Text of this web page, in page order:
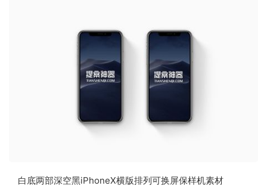
白底两部深空黑iPhoneX横版排列可换屏保样机素材